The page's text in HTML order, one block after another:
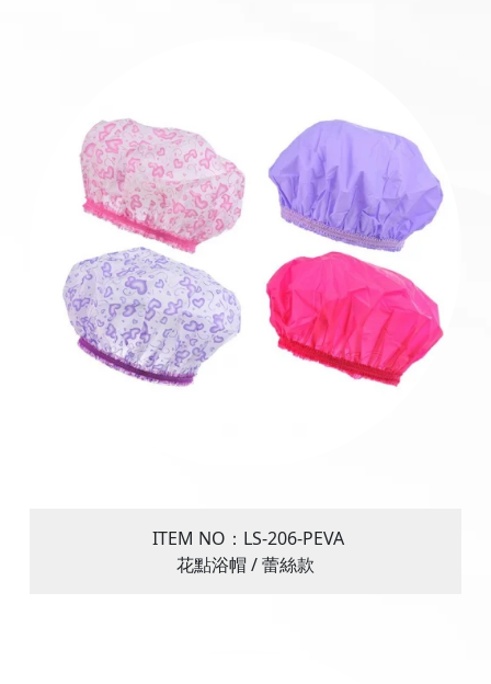
ITEM NO：LS-206-PEVA
花點浴帽 / 蕾絲款